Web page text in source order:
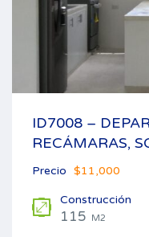
ID7008 –
RECÁMARAS,
Precio $11,000
Construcción
115 M2